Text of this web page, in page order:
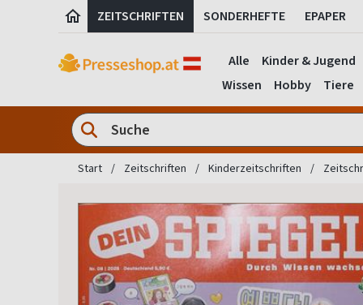
ZEITSCHRIFTEN SONDERHEFTE EPAPER
Alle Kinder & Jugend
Wissen
Hobby Tiere
Start Zeitschriften Kinderzeitschriften